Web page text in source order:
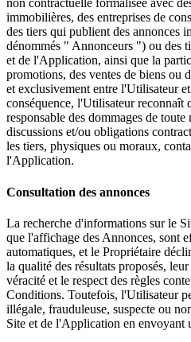
non contractuelle formalisée avec
immobilières, des entreprises de
des tiers qui publient des annonces
dénommés " Annonceurs ") ou des
et de l'Application, ainsi que la
promotions, des ventes de biens ou
et exclusivement entre l'Utilisateur
conséquence, l'Utilisateur reconnaît
responsable des dommages de
discussions et/ou obligations
les tiers, physiques ou moraux,
l'Application.
Consultation des annonces
La recherche d'informations sur le
que l'affichage des Annonces, sont
automatiques, et le Propriétaire
la qualité des résultats proposés,
véracité et le respect des règles
Conditions. Toutefois, l'Utilisateur
illégale, frauduleuse, suspecte ou
Site et de l'Application en envoyant